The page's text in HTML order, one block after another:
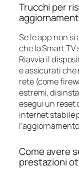
Trucchi per
Se le app non
che la Smart
Riavvia il
e assicurati
rete (come
estremi,
esegui un reset
internet stabile
Come avere
prestazioni